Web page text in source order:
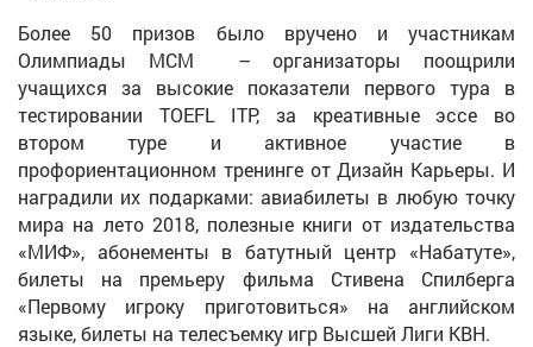
Более 50 призов было вручено и участникам
Олимпиады МСМ – организаторы поощрили
учащихся за высокие показатели первого тура в
тестировании TOEFL ITP, за креативные эссе во
втором туре и активное участие в
профориентационном тренинге от Дизайн Карьеры. И
наградили их подарками: авиабилеты в любую точку
мира на лето 2018, полезные книги от издательства
«МИФ», абонементы в батутный центр «Набатуте»,
билеты на премьеру фильма Стивена Спилберга
«Первому игроку приготовиться» на английском
языке, билеты на телесъемку игр Высшей Лиги КВН.